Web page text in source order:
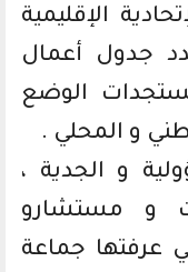
الإقليمية
جدول أعمال
الوضع
و المحلي .
و الجدية ،
و مستشارو
عرفتها جماعة